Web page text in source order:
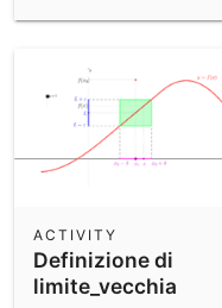
Definizione di
limite_vecchia
ACTIVITY